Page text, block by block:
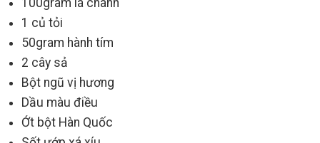
1 củ tỏi
50gram hành tím
2 cây sả
Bột ngũ vị hương
Dầu màu điều
Ớt bột Hàn Quốc